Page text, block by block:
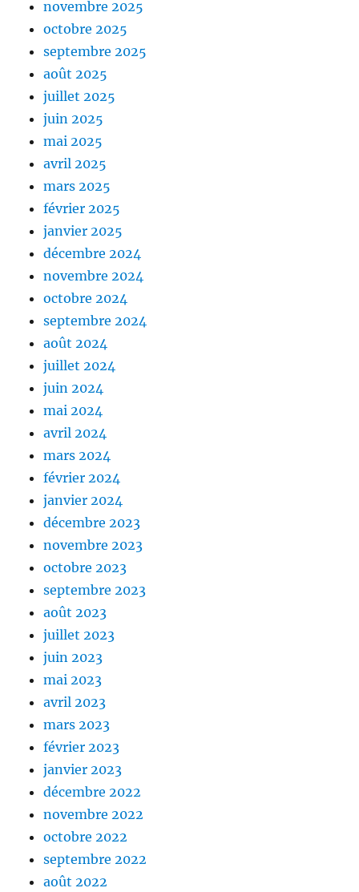
novembre 2025
octobre 2025
septembre 2025
août 2025
juillet 2025
juin 2025
mai 2025
avril 2025
mars 2025
février 2025
janvier 2025
décembre 2024
novembre 2024
octobre 2024
septembre 2024
août 2024
juillet 2024
juin 2024
mai 2024
avril 2024
mars 2024
février 2024
janvier 2024
décembre 2023
novembre 2023
octobre 2023
septembre 2023
août 2023
juillet 2023
juin 2023
mai 2023
avril 2023
mars 2023
février 2023
janvier 2023
décembre 2022
novembre 2022
octobre 2022
septembre 2022
août 2022